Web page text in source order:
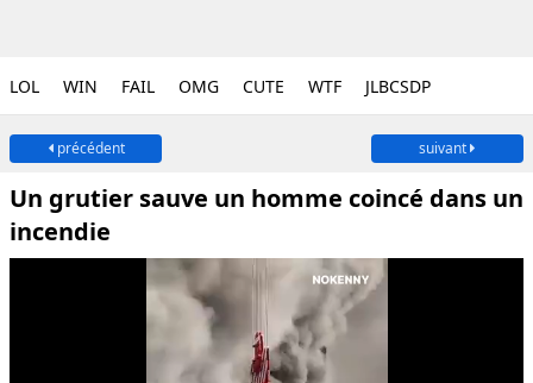
LOL WIN FAIL OMG CUTE WTF JLBCSDP
précédent suivant
Un grutier sauve un homme coincé dans un
incendie